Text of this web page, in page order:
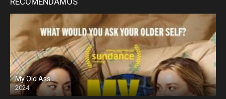
My Old Ass
2024